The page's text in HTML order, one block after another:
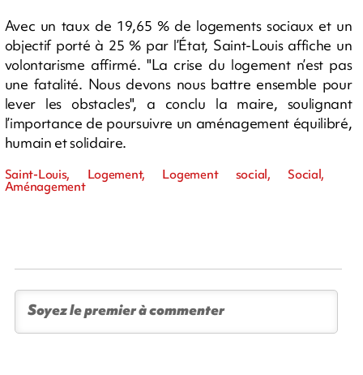
Avec un taux de 19,65 % de logements sociaux et un
objectif porté à 25 % par l’État, Saint-Louis affiche un
volontarisme affirmé. "La crise du logement n’est pas
une fatalité. Nous devons nous battre ensemble pour
lever les obstacles", a conclu la maire, soulignant
l’importance de poursuivre un aménagement équilibré,
humain et solidaire.
Saint-Louis, Logement, Logement social, Social,
Aménagement